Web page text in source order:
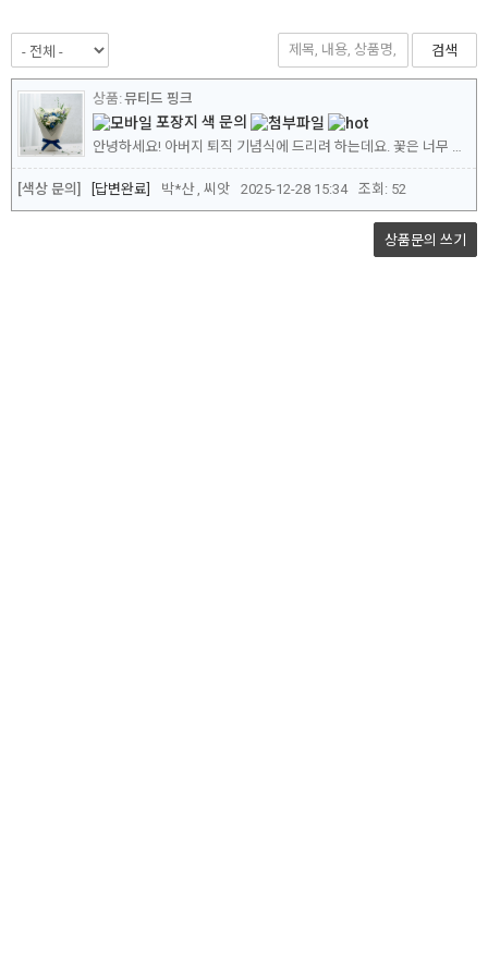
검색
답변완료
[색상 문의]
뮤티드 핑크
포장지 색 문의
안녕하세요! 아버지 퇴직 기념식에 드리려 하는데요. 꽃은 너무 마음에 드는데 겨울인지라 포장지가 좀 추워 보여서요. 혹시 뮤티드 핑크 고급형 크기를 첨부한 사진과 동일한 파란리본과 상아색 포장지로 포장이 가능할까요? 참고로 배송 지역은 광주이며 12/30(화)에 배송 희망합니다. 감사합니다.
박*산 , 씨앗 2025-12-28 15:34 조회: 52
상품문의 쓰기